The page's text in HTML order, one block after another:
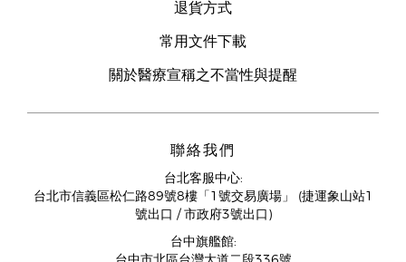
退貨方式
常用文件下載
關於醫療宣稱之不當性與提醒
聯絡我們
台北客服中心:
台北市信義區松仁路89號8樓「1號交易廣場」 (捷運象山站1
號出口 / 市政府3號出口)
台中旗艦館: